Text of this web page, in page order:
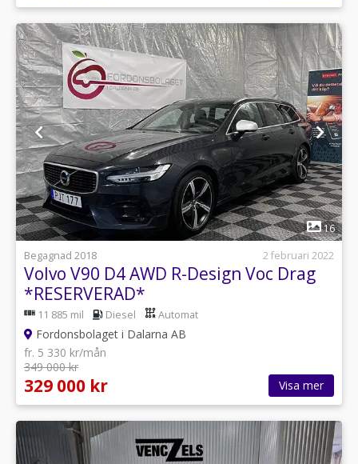
16
Begagnad 2018
2 februari 2022
Volvo V90 D4 AWD R-Design Voc Drag
*RESERVERAD*
11 885 mil Diesel Automat
Fordonsbolaget i Dalarna AB
fr. 5 330 kr/mån
349 000 kr
329 000 kr Visa mer